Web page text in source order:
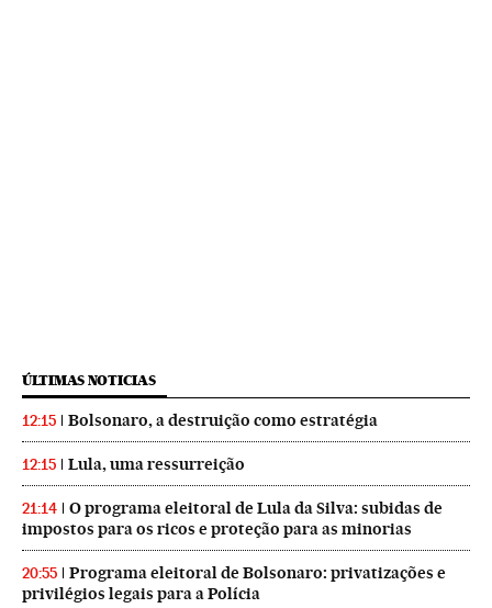
ÚLTIMAS NOTICIAS
12:15 Bolsonaro, a destruição como estratégia
12:15 Lula, uma ressurreição
21:14
O programa eleitoral de Lula da Silva: subidas de
impostos para os ricos e proteção para as minorias
20:55
Programa eleitoral de Bolsonaro: privatizações e
privilégios legais para a Polícia